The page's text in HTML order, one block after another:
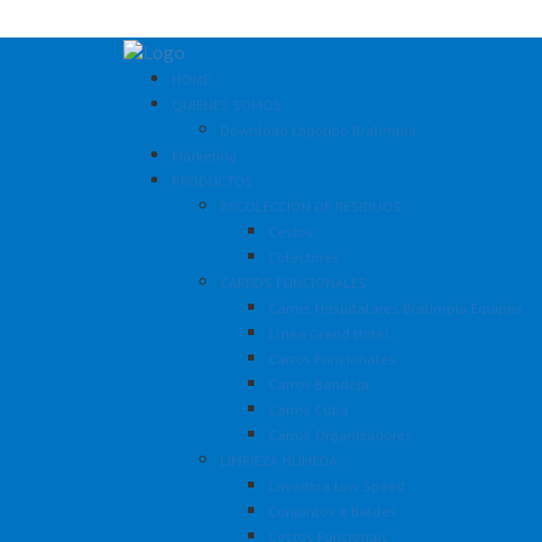
HOME
QUIENES SOMOS
Download Logotipo Bralimpia
Marketing
PRODUCTOS
RECOLECCIÓN DE RESIDUOS
Cestos
Colectores
CARROS FUNCIONALES
Carros Hospitalares Bralimpia Equipos
Línea Grand Hotel
Carros Funcionales
Carros Bandeja
Carros Cuba
Carros Organizadores
LIMPIEZA HÚMEDA
Lavadora Low Speed
Conjuntos e Baldes
Cestos Funcionais